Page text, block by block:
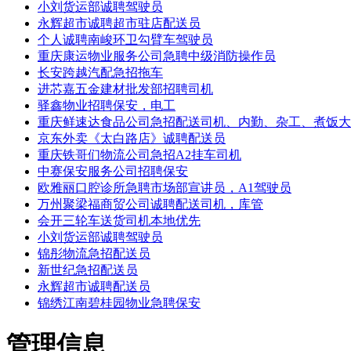
小刘货运部诚聘驾驶员
永辉超市诚聘超市驻店配送员
个人诚聘南峻环卫勾臂车驾驶员
重庆康运物业服务公司急聘中级消防操作员
长安跨越汽配急招拖车
进芯嘉五金建材批发部招聘司机
驿鑫物业招聘保安，电工
重庆鲜速达食品公司急招配送司机、内勤、杂工、煮饭
京东外卖《太白路店》诚聘配送员
重庆铁哥们物流公司急招A2挂车司机
中赛保安服务公司招聘保安
欧雅丽口腔诊所急聘市场部宣讲员，A1驾驶员
万州聚梁福商贸公司诚聘配送司机，库管
会开三轮车送货司机本地优先
小刘货运部诚聘驾驶员
锦彤物流急招配送员
新世纪急招配送员
永辉超市诚聘配送员
锦绣江南碧桂园物业急聘保安
管理信息